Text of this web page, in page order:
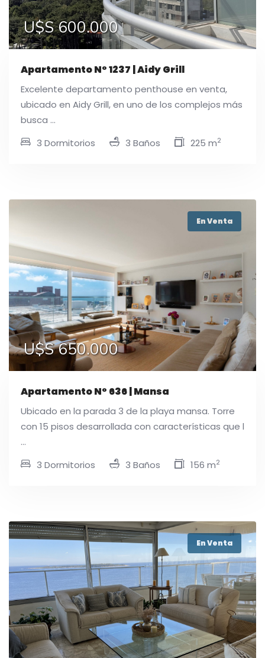
U$S 600.000
Apartamento N° 1237 | Aidy Grill
Excelente departamento penthouse en venta,
ubicado en Aidy Grill, en uno de los complejos más
busca ...
3 Dormitorios
3 Baños 225 m2
En Venta
U$S 650.000
Apartamento N° 636 | Mansa
Ubicado en la parada 3 de la playa mansa. Torre
con 15 pisos desarrollada con características que l
...
3 Dormitorios
3 Baños 156 m2
En Venta